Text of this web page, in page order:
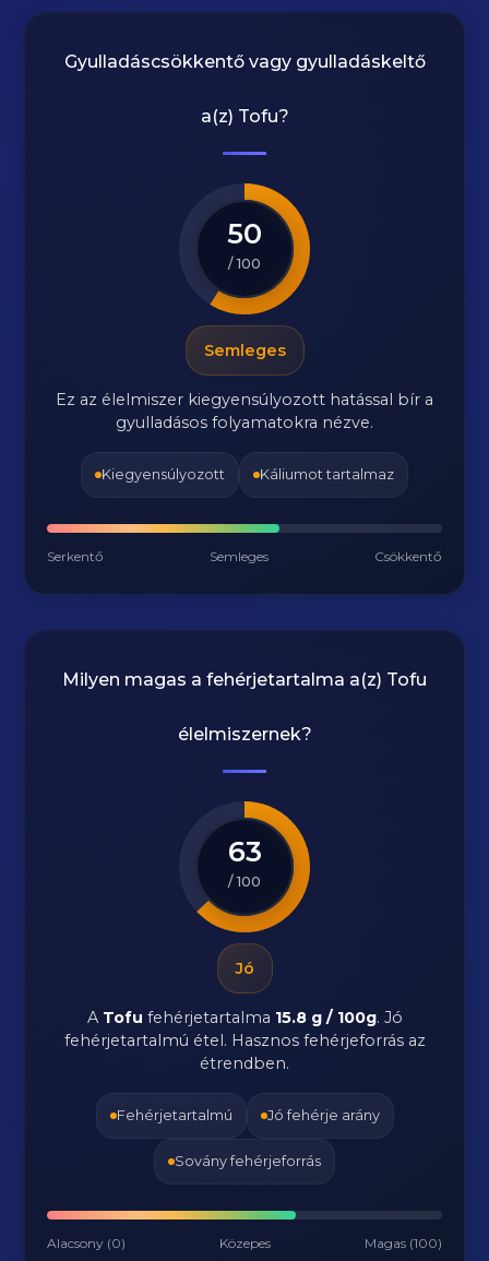
Gyulladáscsökkentő vagy gyulladáskeltő
a(z) Tofu?
50
/ 100
Semleges
Ez az élelmiszer kiegyensúlyozott hatással bír a
gyulladásos folyamatokra nézve.
Kiegyensúlyozott Káliumot tartalmaz
Serkentő Semleges Csökkentő
Milyen magas a fehérjetartalma a(z) Tofu
élelmiszernek?
63
/ 100
Jó
A Tofu fehérjetartalma 15.8 g / 100g. Jó
fehérjetartalmú étel. Hasznos fehérjeforrás az
étrendben.
Fehérjetartalmú Jó fehérje arány
Sovány fehérjeforrás
Alacsony (0) Közepes Magas (100)